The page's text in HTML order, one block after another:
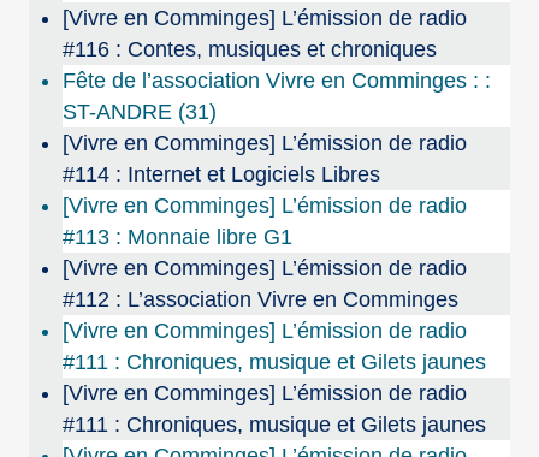
[Vivre en Comminges] L’émission de radio
#116 : Contes, musiques et chroniques
Fête de l’association Vivre en Comminges : :
ST-ANDRE (31)
[Vivre en Comminges] L’émission de radio
#114 : Internet et Logiciels Libres
[Vivre en Comminges] L’émission de radio
#113 : Monnaie libre G1
[Vivre en Comminges] L’émission de radio
#112 : L’association Vivre en Comminges
[Vivre en Comminges] L’émission de radio
#111 : Chroniques, musique et Gilets jaunes
[Vivre en Comminges] L’émission de radio
#111 : Chroniques, musique et Gilets jaunes